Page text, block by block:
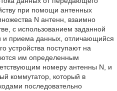
при помощи антенных
N антенн, взаимно
с использованием заданной
и приема данных, отличающийся
устройства поступают на
им определенным
номеру антенны N, и
коммутатор, который в
последовательно